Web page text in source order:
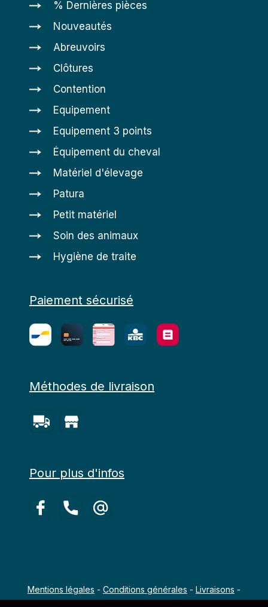
% Dernières pièces
Nouveautés
Abreuvoirs
Clôtures
Contention
Equipement
Equipement 3 points
Équipement du cheval
Matériel d'élevage
Patura
Petit matériel
Soin des animaux
Hygiène de traite
Paiement sécurisé
Méthodes de livraison
Pour plus d'infos
Mentions légales - Conditions générales - Livraisons -